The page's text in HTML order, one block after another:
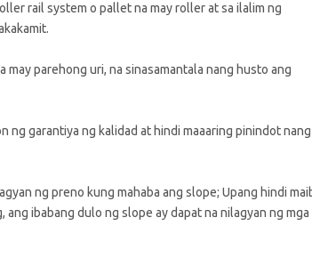
rail system o pallet na may roller at sa ilalim ng
may parehong uri, na sinasamantala nang husto ang
ng garantiya ng kalidad at hindi maaaring pinindot nang
ng preno kung mahaba ang slope; Upang hindi
ang ibabang dulo ng slope ay dapat na nilagyan ng mga